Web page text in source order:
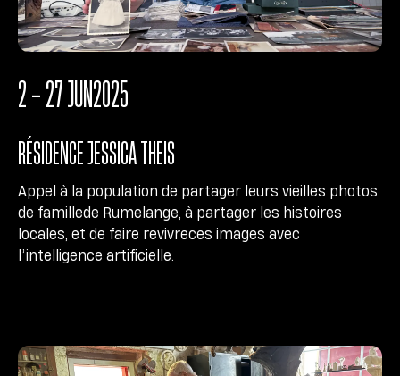
RÉSIDENCE JESSICA THEIS
Appel à la population de partager leurs vieilles photos
de famillede Rumelange, à partager les histoires
locales, et de faire revivreces images avec
l’intelligence artificielle.
2 - 27 JUN2025